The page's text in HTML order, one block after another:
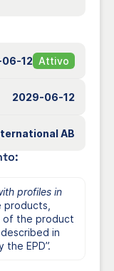
12 Attivo
2029-06-12
AB
profiles in
products,
of the product
in
EPD”.